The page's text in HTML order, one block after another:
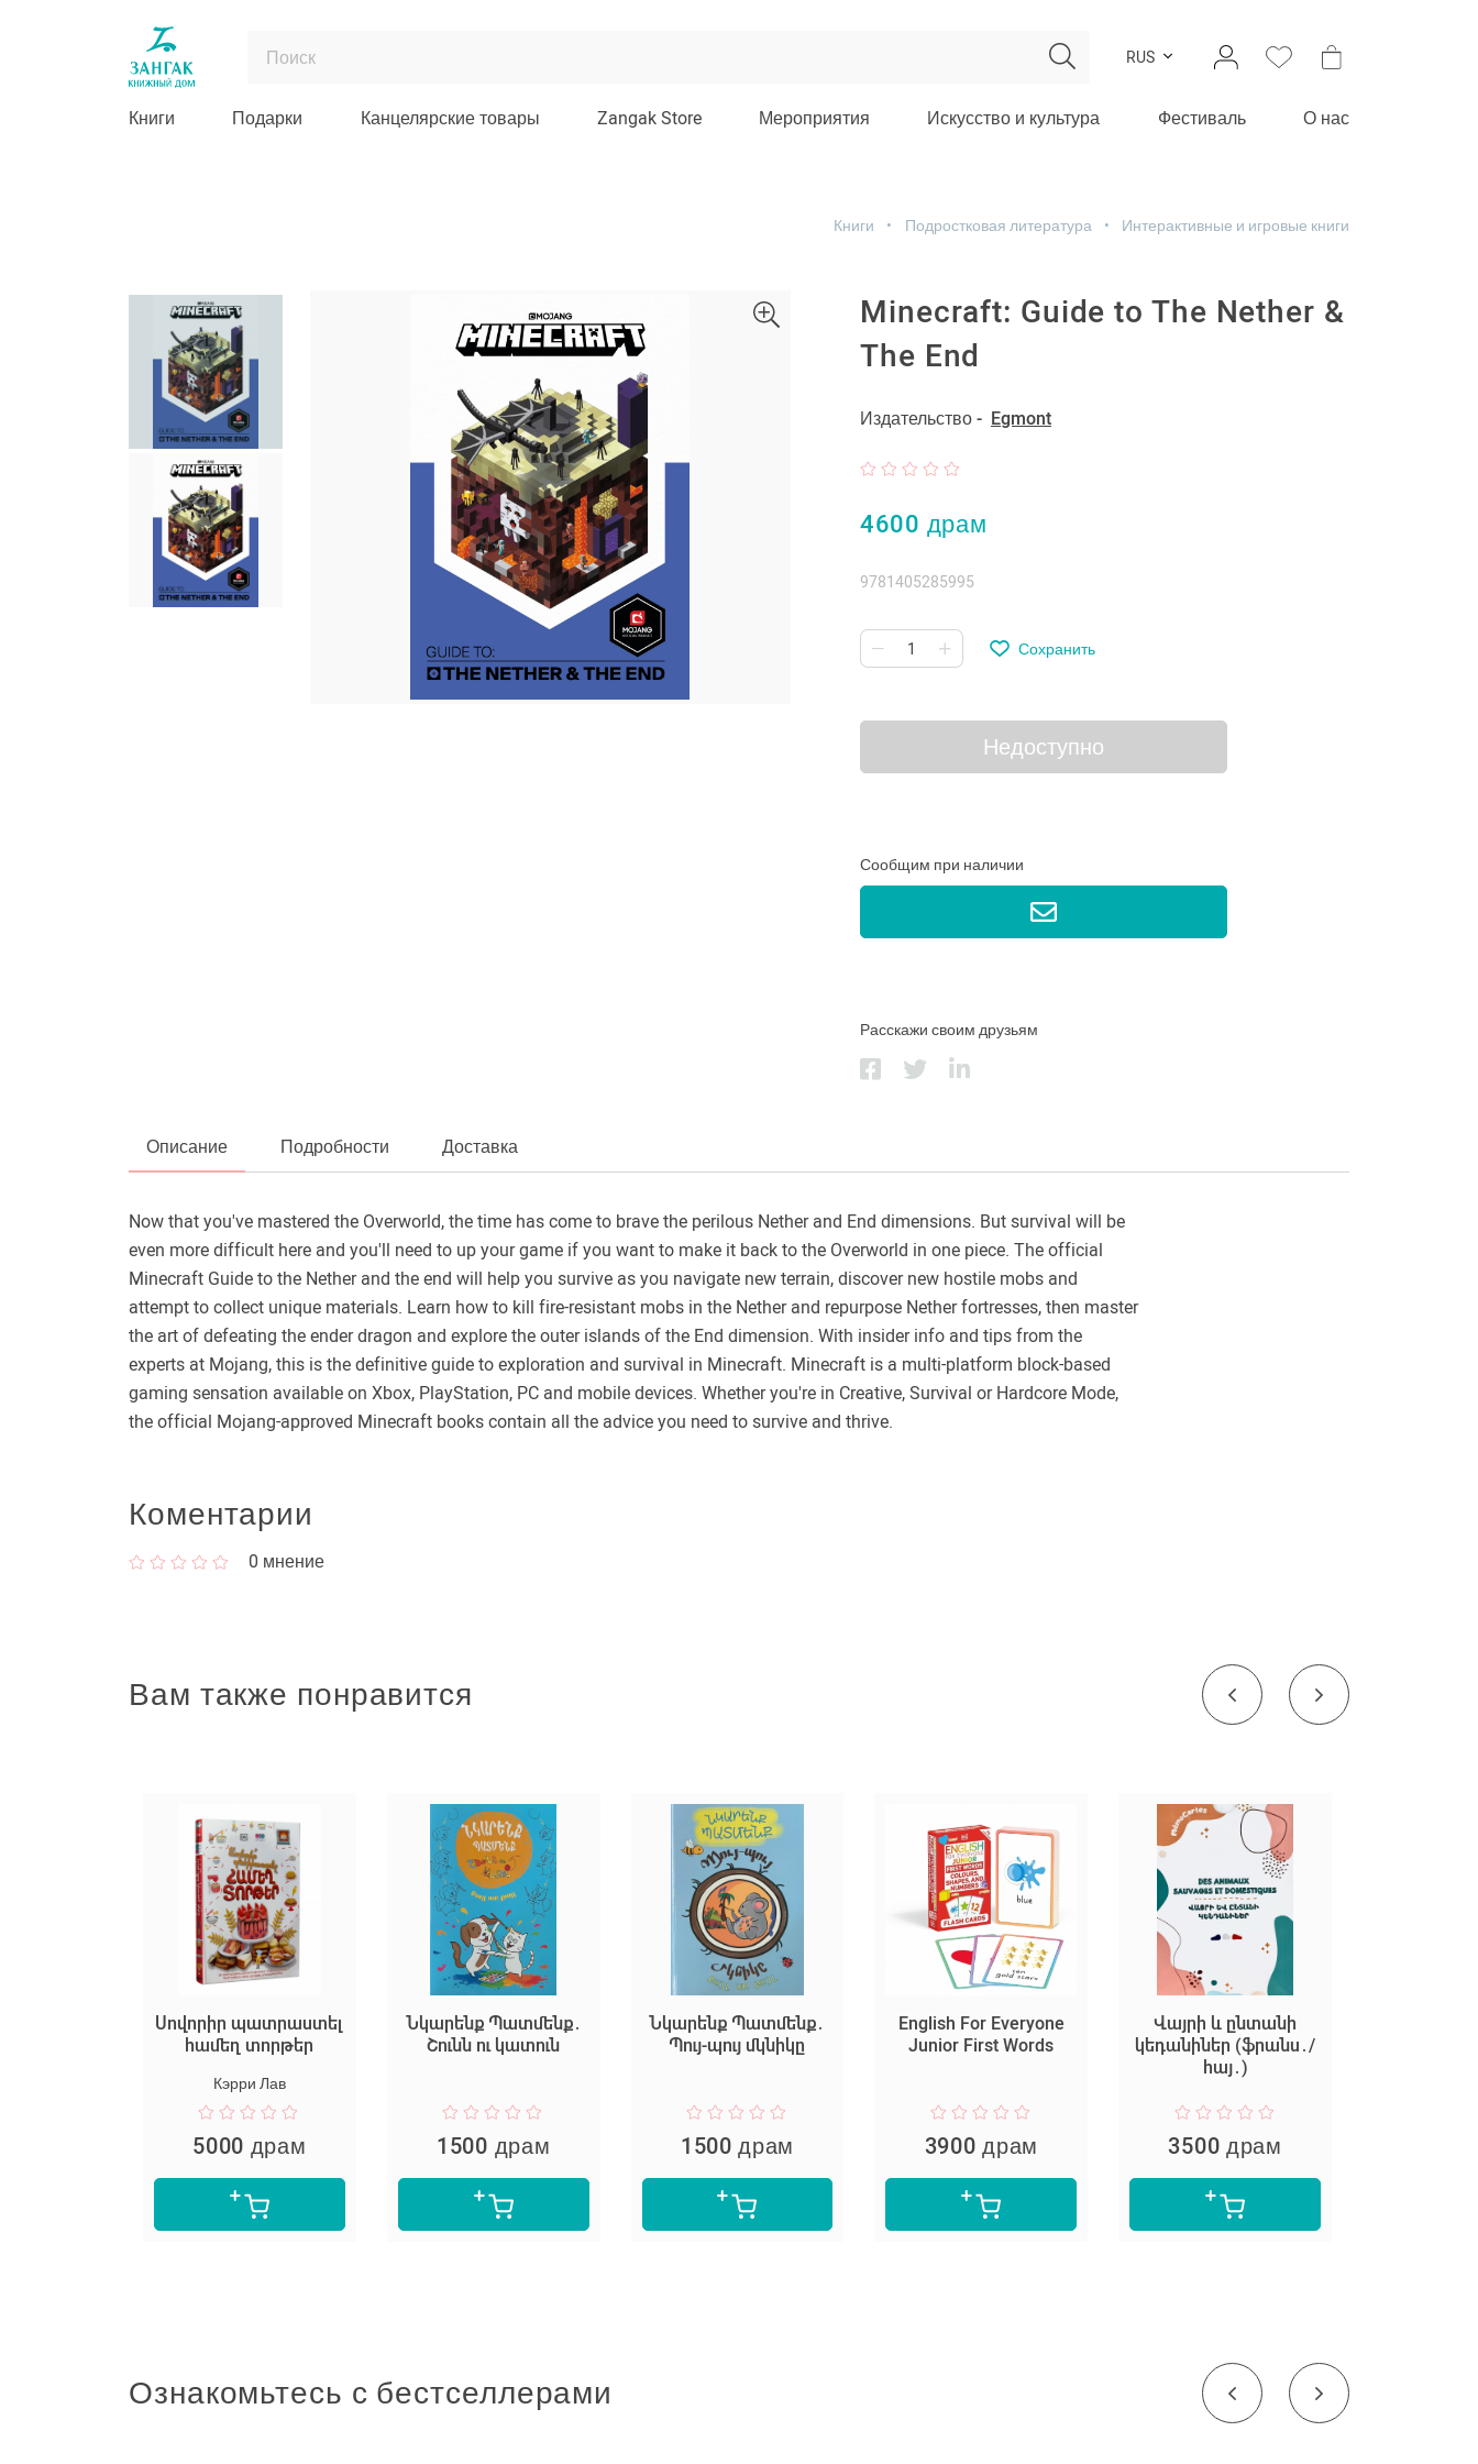
RUS
Книги Подарки Канцелярские товары Zangak Store Мероприятия Искусство и культура Фестиваль О нас
Книги Подростковая литература Интерактивные и игровые книги
Minecraft: Guide to The Nether &
The End
Издательство - Egmont
4600 драм
9781405285995
Сохранить
Недоступно
Сообщим при наличии
Расскажи своим друзьям
Описание Подробности Доставка
Now that you've mastered the Overworld, the time has come to brave the perilous Nether and End dimensions. But survival will be
even more difficult here and you'll need to up your game if you want to make it back to the Overworld in one piece. The official
Minecraft Guide to the Nether and the end will help you survive as you navigate new terrain, discover new hostile mobs and
attempt to collect unique materials. Learn how to kill fire-resistant mobs in the Nether and repurpose Nether fortresses, then master
the art of defeating the ender dragon and explore the outer islands of the End dimension. With insider info and tips from the
experts at Mojang, this is the definitive guide to exploration and survival in Minecraft. Minecraft is a multi-platform block-based
gaming sensation available on Xbox, PlayStation, PC and mobile devices. Whether you're in Creative, Survival or Hardcore Mode,
the official Mojang-approved Minecraft books contain all the advice you need to survive and thrive.
Коментарии
0 мнение
Вам также понравится
Սովորիր պատրաստել
համեղ տորթեր
Кэрри Лав
5000 драм
Նկարենք Պատմենք․
Շունն ու կատուն
1500 драм
Նկարենք Պատմենք․
Պույ-պույ մկնիկը
1500 драм
English For Everyone
Junior First Words
3900 драм
Վայրի և ընտանի
կեդանիներ (ֆրանս․/
հայ․)
3500 драм
Ознакомьтесь с бестселлерами